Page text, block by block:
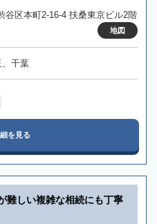
谷区本町2-16-4 扶桑東京ビル2階
地図
千葉
を見る
難しい複雑な相続にも丁寧